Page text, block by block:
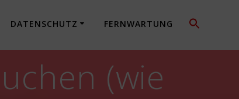
DATENSCHUTZ FERNWARTUNG
(wie